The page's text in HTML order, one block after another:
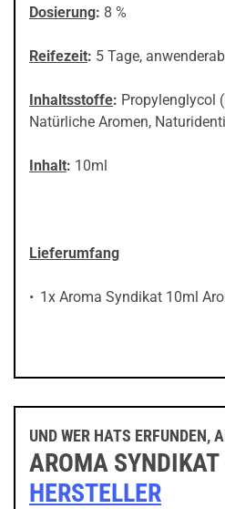
Dosierung: 8 %
Reifezeit: 5 Tage,
Inhaltsstoffe: Propylenglycol
Natürliche Aromen,
Inhalt: 10ml
Lieferumfang
1x Aroma Syndikat 10ml
UND WER HATS ERFUNDEN,
AROMA SYNDIKAT
HERSTELLER